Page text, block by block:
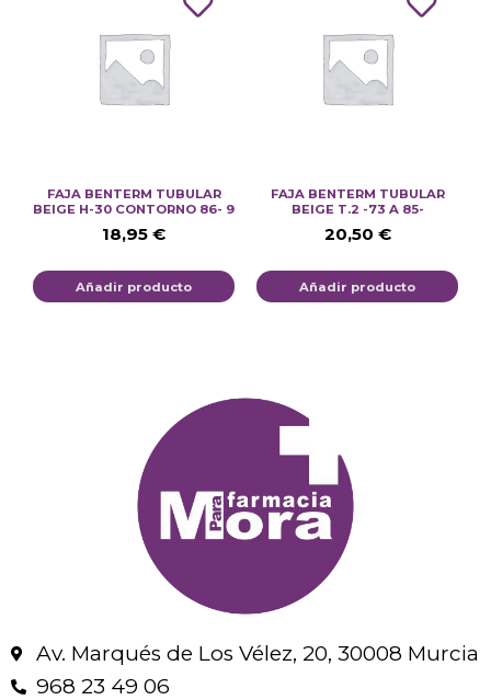
FAJA BENTERM TUBULAR
BEIGE H-30 CONTORNO 86- 9
18,95 €
Añadir producto
FAJA BENTERM TUBULAR
BEIGE T.2 -73 A 85-
20,50 €
Añadir producto
Av. Marqués de Los Vélez, 20, 30008 Murcia
968 23 49 06